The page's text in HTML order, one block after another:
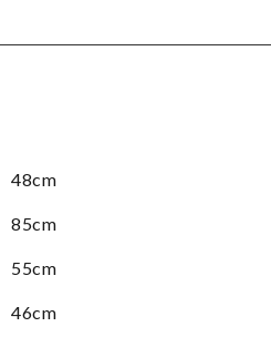
48cm
85cm
55cm
46cm